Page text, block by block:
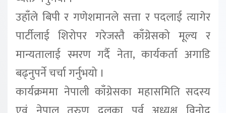
उहाँले बिपी र गणेशमानले सत्ता र पदलाई त्यागेर
पार्टीलाई शिरोपर गरेजस्तै काँग्रेसको मूल्य र
मान्यतालाई स्मरण गर्दै नेता, कार्यकर्ता अगाडि
बढ्नुपर्ने चर्चा गर्नुभयो ।
कार्यक्रममा नेपाली काँग्रेसका महासमिति सदस्य